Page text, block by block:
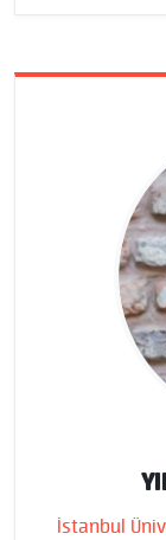
İstanbul